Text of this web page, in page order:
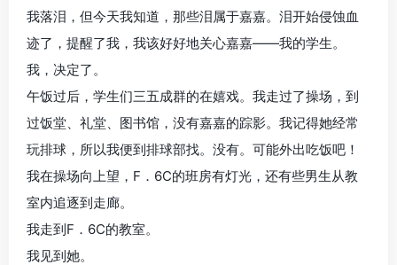
我落泪，但今天我知道，那些泪属于嘉嘉。泪开始侵蚀血
迹了，提醒了我，我该好好地关心嘉嘉——我的学生。
我，决定了。
午饭过后，学生们三五成群的在嬉戏。我走过了操场，到
过饭堂、礼堂、图书馆，没有嘉嘉的踪影。我记得她经常
玩排球，所以我便到排球部找。没有。可能外出吃饭吧！
我在操场向上望，F．6C的班房有灯光，还有些男生从教
室内追逐到走廊。
我走到F．6C的教室。
我见到她。